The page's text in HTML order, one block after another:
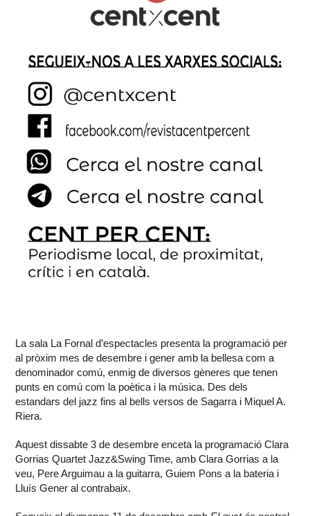
La sala La Fornal d’espectacles presenta la programació per
al pròxim mes de desembre i gener amb la bellesa com a
denominador comú, enmig de diversos gèneres que tenen
punts en comú com la poètica i la música. Des dels
estandars del jazz fins al bells versos de Sagarra i Miquel A.
Riera.
Aquest dissabte 3 de desembre enceta la programació Clara
Gorrias Quartet Jazz&Swing Time, amb Clara Gorrias a la
veu, Pere Arguimau a la guitarra, Guiem Pons a la bateria i
Lluís Gener al contrabaix.